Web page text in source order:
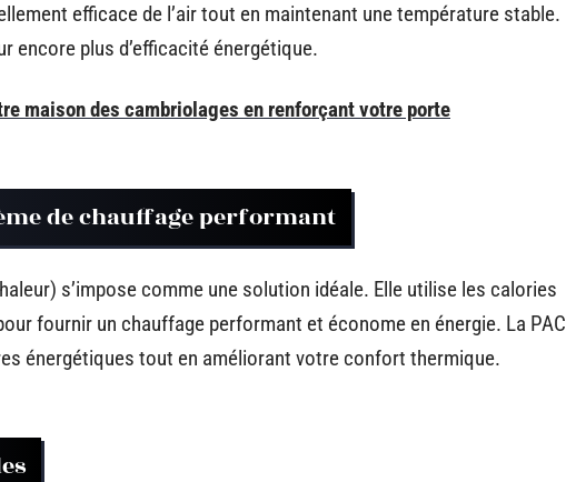
efficace de l’air tout en maintenant une température stable.
encore plus d’efficacité énergétique.
maison des cambriolages en renforçant votre porte
de chauffage performant
s’impose comme une solution idéale. Elle utilise les calories
fournir un chauffage performant et économe en énergie. La PAC
énergétiques tout en améliorant votre confort thermique.